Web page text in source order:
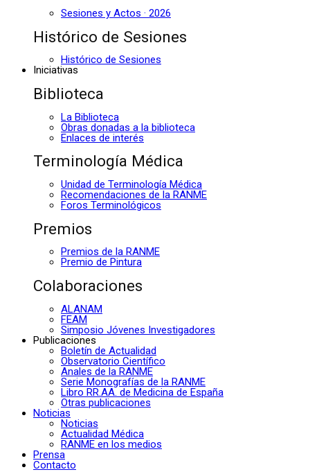
Sesiones y Actos · 2026
Histórico de Sesiones
Histórico de Sesiones
Iniciativas
Biblioteca
La Biblioteca
Obras donadas a la biblioteca
Enlaces de interés
Terminología Médica
Unidad de Terminología Médica
Recomendaciones de la RANME
Foros Terminológicos
Premios
Premios de la RANME
Premio de Pintura
Colaboraciones
ALANAM
FEAM
Simposio Jóvenes Investigadores
Publicaciones
Boletín de Actualidad
Observatorio Científico
Anales de la RANME
Serie Monografías de la RANME
Libro RR.AA. de Medicina de España
Otras publicaciones
Noticias
Noticias
Actualidad Médica
RANME en los medios
Prensa
Contacto